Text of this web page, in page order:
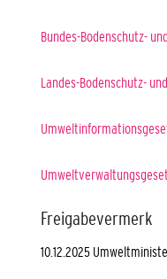
Bundes-Bodenschutz-
Landes-Bodenschutz-
Freigabevermerk
10.12.2025